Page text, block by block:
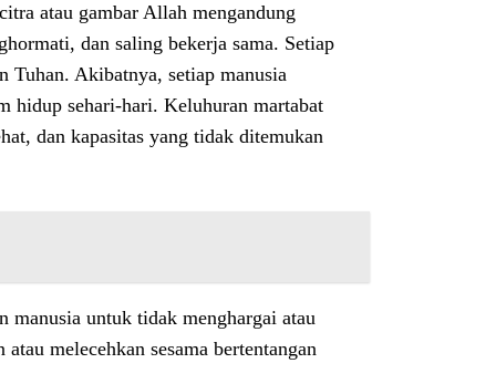
atau gambar Allah mengandung
dan saling bekerja sama. Setiap
Akibatnya, setiap manusia
hidup sehari-hari. Keluhuran martabat
dan kapasitas yang tidak ditemukan
manusia untuk tidak menghargai atau
melecehkan sesama bertentangan